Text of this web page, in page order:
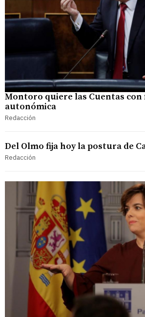
Montoro quiere las Cuentas con
autonómica
Redacción
Del Olmo fija hoy la postura de
Redacción